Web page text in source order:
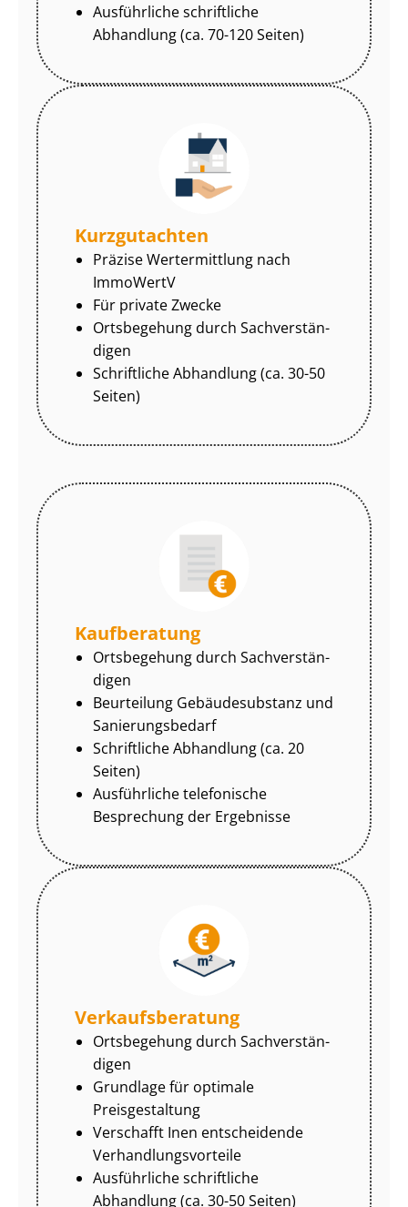
Ausführliche schriftliche
Abhandlung (ca. 70-120 Seiten)
Kurzgutachten
Präzise Wertermittlung nach
ImmoWertV
Für private Zwecke
Ortsbegehung durch Sach­ver­stän­
di­gen
Schriftliche Abhandlung (ca. 30-50
Seiten)
Kaufberatung
Ortsbegehung durch Sach­ver­stän­
di­gen
Beurteilung Gebäudesubstanz und
Sa­nie­rungs­be­darf
Schriftliche Abhandlung (ca. 20
Seiten)
Ausführliche telefonische
Besprechung der Ergebnisse
Ver­kaufs­be­ra­tung
Ortsbegehung durch Sach­ver­stän­
di­gen
Grundlage für optimale
Preisgestaltung
Verschafft Inen entscheidende
Ver­hand­lungs­vor­tei­le
Ausführliche schriftliche
Abhandlung (ca. 30-50 Seiten)